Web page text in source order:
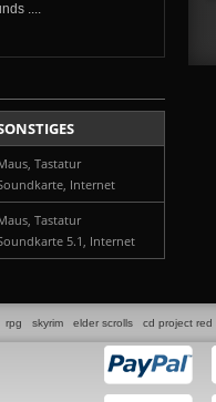
....
Tastatur
Internet
Tastatur
5.1, Internet
rpg skyrim elder scrolls cd project red